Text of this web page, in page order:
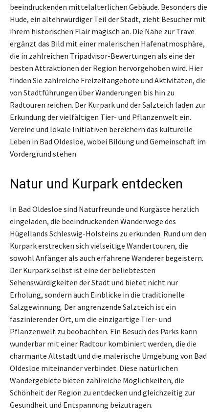
beeindruckenden mittelalterlichen Gebäude. Besonders die
Hude, ein altehrwürdiger Teil der Stadt, zieht Besucher mit
ihrem historischen Flair magisch an. Die Nähe zur Trave
ergänzt das Bild mit einer malerischen Hafenatmosphäre,
die in zahlreichen Tripadvisor-Bewertungen als eine der
besten Attraktionen der Region hervorgehoben wird. Hier
finden Sie zahlreiche Freizeitangebote und Aktivitäten, die
von Stadtführungen über Wanderungen bis hin zu
Radtouren reichen. Der Kurpark und der Salzteich laden zur
Erkundung der vielfältigen Tier- und Pflanzenwelt ein.
Vereine und lokale Initiativen bereichern das kulturelle
Leben in Bad Oldesloe, wobei Bildung und Gemeinschaft im
Vordergrund stehen.
Natur und Kurpark entdecken
In Bad Oldesloe sind Naturfreunde und Kurgäste herzlich
eingeladen, die beeindruckenden Wanderwege des
Hügellands Schleswig-Holsteins zu erkunden. Rund um den
Kurpark erstrecken sich vielseitige Wandertouren, die
sowohl Anfänger als auch erfahrene Wanderer begeistern.
Der Kurpark selbst ist eine der beliebtesten
Sehenswürdigkeiten der Stadt und bietet nicht nur
Erholung, sondern auch Einblicke in die traditionelle
Salzgewinnung. Der angrenzende Salzteich ist ein
faszinierender Ort, um die einzigartige Tier- und
Pflanzenwelt zu beobachten. Ein Besuch des Parks kann
wunderbar mit einer Radtour kombiniert werden, die die
charmante Altstadt und die malerische Umgebung von Bad
Oldesloe miteinander verbindet. Diese natürlichen
Wandergebiete bieten zahlreiche Möglichkeiten, die
Schönheit der Region zu entdecken und gleichzeitig zur
Gesundheit und Entspannung beizutragen.